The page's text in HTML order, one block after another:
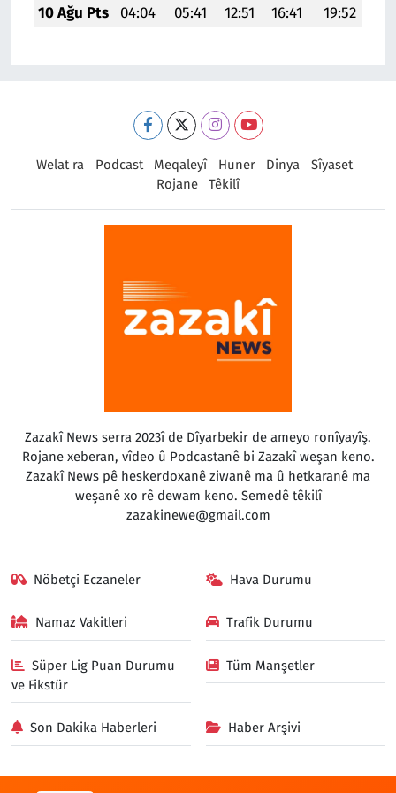
10 Ağu Pts
04:04 05:41 12:51 16:41 19:52
Welat ra Podcast Meqaleyî Huner Dinya
Sîyaset
Rojane
Têkilî
Zazakî News serra 2023î de Dîyarbekir de ameyo ronîyayîş.
Rojane xeberan, vîdeo û Podcastanê bi Zazakî weşan keno.
Zazakî News pê heskerdoxanê ziwanê ma û hetkaranê ma
weşanê xo rê dewam keno. Semedê têkilî
zazakinewe@gmail.com
Nöbetçi Eczaneler Hava Durumu
Namaz Vakitleri Trafik Durumu
Süper Lig Puan Durumu
ve Fikstür
Tüm Manşetler
Son Dakika Haberleri Haber Arşivi